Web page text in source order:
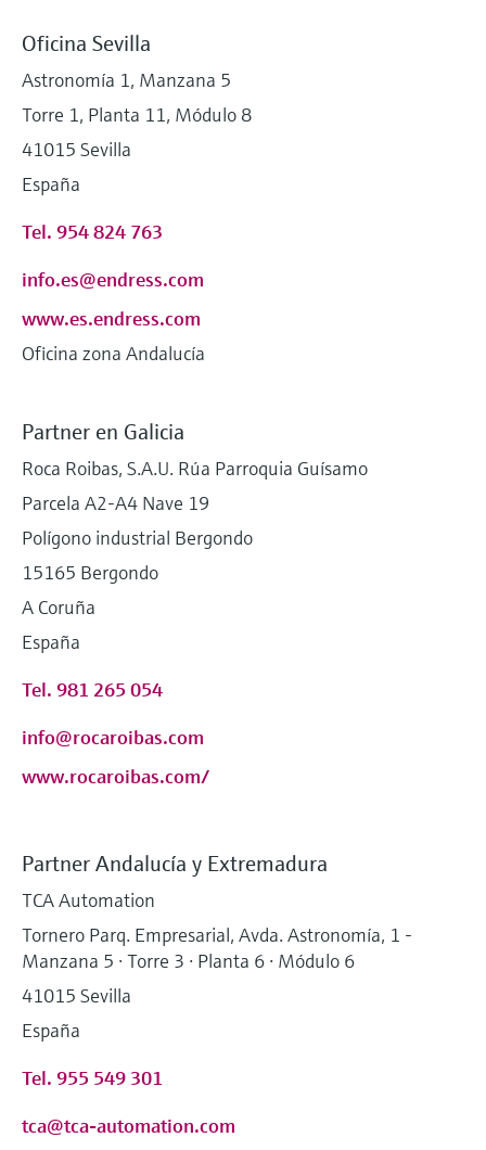
Oficina Sevilla
Astronomía 1, Manzana 5
Torre 1, Planta 11, Módulo 8
41015 Sevilla
España
Tel. 954 824 763
info.es@endress.com
www.es.endress.com
Oficina zona Andalucía
Partner en Galicia
Roca Roibas, S.A.U. Rúa Parroquia Guísamo
Parcela A2-A4 Nave 19
Polígono industrial Bergondo
15165 Bergondo
A Coruña
España
Tel. 981 265 054
info@rocaroibas.com
www.rocaroibas.com/
Partner Andalucía y Extremadura
TCA Automation
Tornero Parq. Empresarial, Avda. Astronomía, 1 -
Manzana 5 · Torre 3 · Planta 6 · Módulo 6
41015 Sevilla
España
Tel. 955 549 301
tca@tca-automation.com